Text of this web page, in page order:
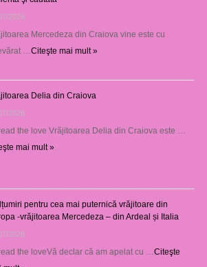
2026
Mercedeza din Craiova vine este cu
… Citeşte mai mult »
Delia din Craiova
2026
the love Vrăjitoarea Delia din Craiova este …
mai mult »
pentru cea mai puternică vrăjitoare din
-vrăjitoarea Mercedeza – din Ardeal și Italia
2026
the loveVă declar că am apelat cu … Citeşte